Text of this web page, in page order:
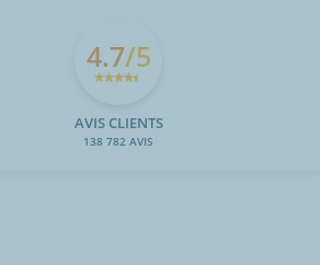
4.7/5
AVIS CLIENTS
138 782 AVIS